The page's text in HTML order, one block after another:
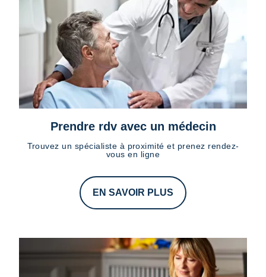
Prendre rdv avec un médecin
Trouvez un spécialiste à proximité et prenez rendez-
vous en ligne
EN SAVOIR PLUS